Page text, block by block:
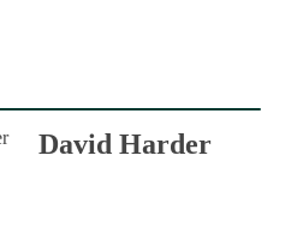
David Harder